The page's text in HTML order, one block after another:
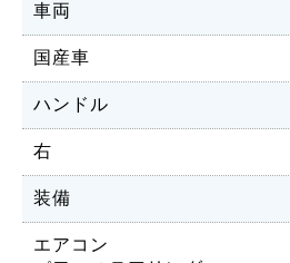
車両
国産車
ハンドル
右
装備
エアコン